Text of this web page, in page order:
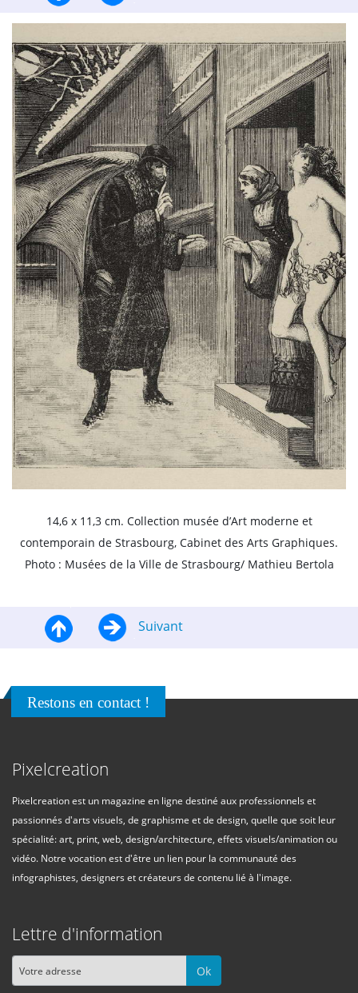
14,6 x 11,3 cm. Collection musée d’Art moderne et
contemporain de Strasbourg, Cabinet des Arts Graphiques.
Photo : Musées de la Ville de Strasbourg/ Mathieu Bertola
Suivant
Restons en contact !
Pixelcreation
Pixelcreation est un magazine en ligne destiné aux professionnels et
passionnés d'arts visuels, de graphisme et de design, quelle que soit leur
spécialité: art, print, web, design/architecture, effets visuels/animation ou
vidéo. Notre vocation est d'être un lien pour la communauté des
infographistes, designers et créateurs de contenu lié à l'image.
Lettre d'information
Ok